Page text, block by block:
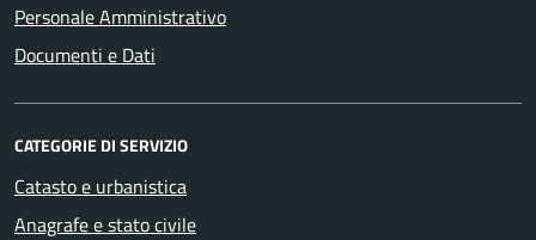
Personale Amministrativo
Documenti e Dati
CATEGORIE DI SERVIZIO
Catasto e urbanistica
Anagrafe e stato civile